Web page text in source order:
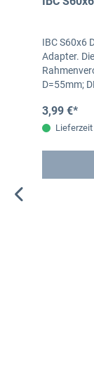
IBC S60x6
Adapter.
D=55mm;
3,99 €*